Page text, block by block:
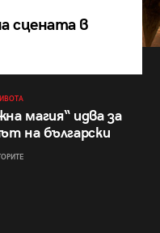
сцената в
магия“ идва за
на български